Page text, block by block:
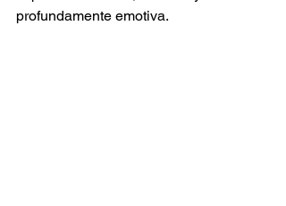
profundamente emotiva.